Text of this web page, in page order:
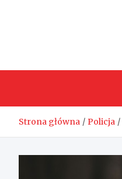
Strona główna Policja